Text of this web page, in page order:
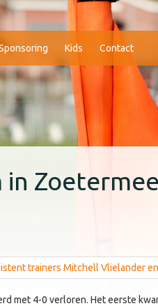
Kids Contact
in
trainers Mitchell Vlielander en
met 4-0 verloren. Het eerste